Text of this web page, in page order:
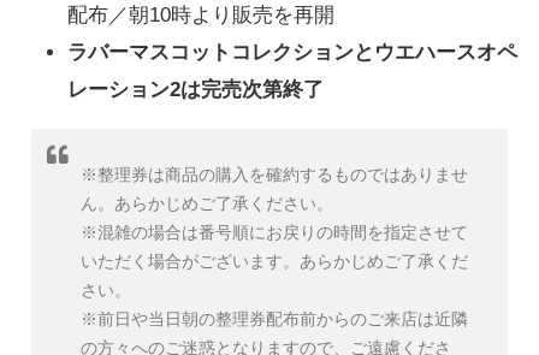
配布／朝10時より販売を再開
ラバーマスコットコレクションとウエハースオペ
レーション2は完売次第終了
※整理券は商品の購入を確約するものではありませ
ん。あらかじめご了承ください。
※混雑の場合は番号順にお戻りの時間を指定させて
いただく場合がございます。あらかじめご了承くだ
さい。
※前日や当日朝の整理券配布前からのご来店は近隣
の方々へのご迷惑となりますので、ご遠慮くださ